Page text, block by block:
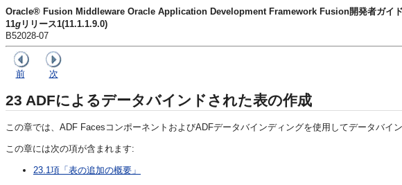
Oracle® Fusion Middleware Oracle Application Development Framework Fusion開発者ガイド
11g リリース1(11.1.1.9.0)
B52028-07
前 次
23 ADFによるデータバインドされた表の作成
この章では、ADF FacesコンポーネントおよびADFデータバインディングを使用してデータバ
この章には次の項が含まれます:
23.1項「表の追加の概要」